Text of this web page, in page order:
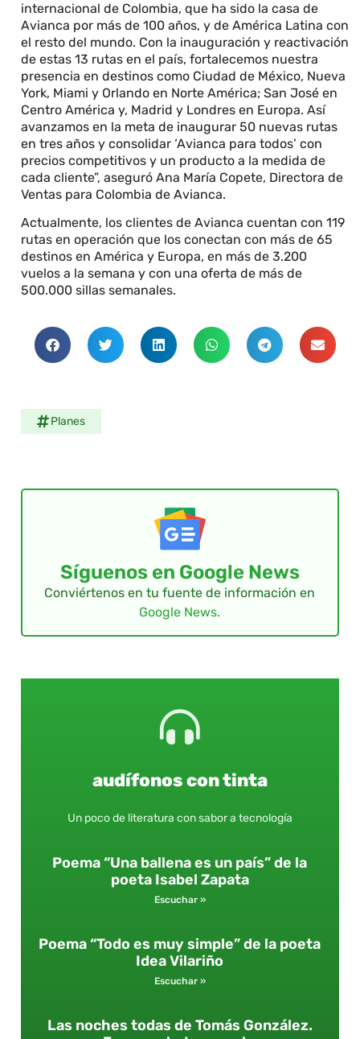
internacional de Colombia, que ha sido la casa de
Avianca por más de 100 años, y de América Latina con
el resto del mundo. Con la inauguración y reactivación
de estas 13 rutas en el país, fortalecemos nuestra
presencia en destinos como Ciudad de México, Nueva
York, Miami y Orlando en Norte América; San José en
Centro América y, Madrid y Londres en Europa. Así
avanzamos en la meta de inaugurar 50 nuevas rutas
en tres años y consolidar ‘Avianca para todos’ con
precios competitivos y un producto a la medida de
cada cliente”, aseguró Ana María Copete, Directora de
Ventas para Colombia de Avianca.
Actualmente, los clientes de Avianca cuentan con 119
rutas en operación que los conectan con más de 65
destinos en América y Europa, en más de 3.200
vuelos a la semana y con una oferta de más de
500.000 sillas semanales.
Planes
Síguenos en Google News
Conviértenos en tu fuente de información en
Google News.
audífonos con tinta
Un poco de literatura con sabor a tecnología
Poema “Una ballena es un país” de la
poeta Isabel Zapata
Escuchar »
Poema “Todo es muy simple” de la poeta
Idea Vilariño
Escuchar »
Las noches todas de Tomás González.